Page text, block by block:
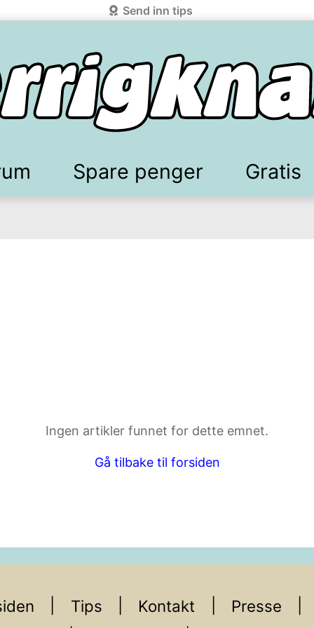
Send inn tips
Spare penger Gratis
i neste steg.
Ingen artikler funnet for dette emnet.
Gå tilbake til forsiden
Tips Kontakt Presse